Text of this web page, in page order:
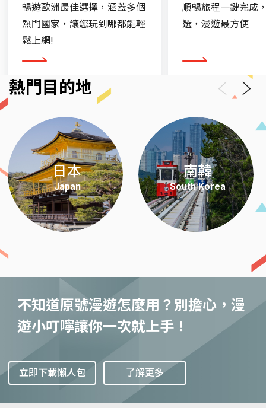
暢遊歐洲最佳選擇，涵蓋多個
熱門國家，讓您玩到哪都能輕
鬆上網!
看更多
順暢旅程一鍵完成
選，漫遊最方便
看更多
熱門目的地 Previous
日本
Japan
南韓
South Korea
Next
不知道原號漫遊怎麼用？別擔心，漫
遊小叮嚀讓你一次就上手！
立即下載懶人包 了解更多